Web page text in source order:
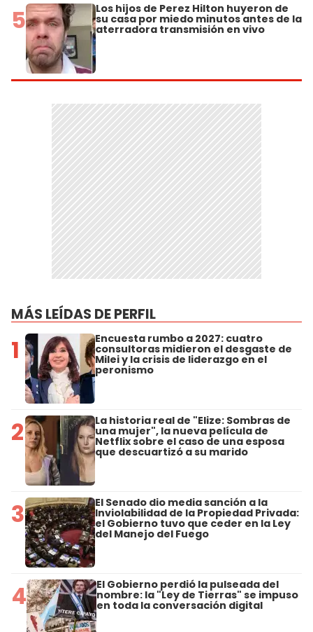
5 Los hijos de Perez Hilton huyeron de
su casa por miedo minutos antes de la
aterradora transmisión en vivo
MÁS LEÍDAS DE PERFIL
1 Encuesta rumbo a 2027: cuatro
consultoras midieron el desgaste de
Milei y la crisis de liderazgo en el
peronismo
2 La historia real de "Elize: Sombras de
una mujer", la nueva película de
Netflix sobre el caso de una esposa
que descuartizó a su marido
3 El Senado dio media sanción a la
Inviolabilidad de la Propiedad Privada:
el Gobierno tuvo que ceder en la Ley
del Manejo del Fuego
4 El Gobierno perdió la pulseada del
nombre: la "Ley de Tierras" se impuso
en toda la conversación digital